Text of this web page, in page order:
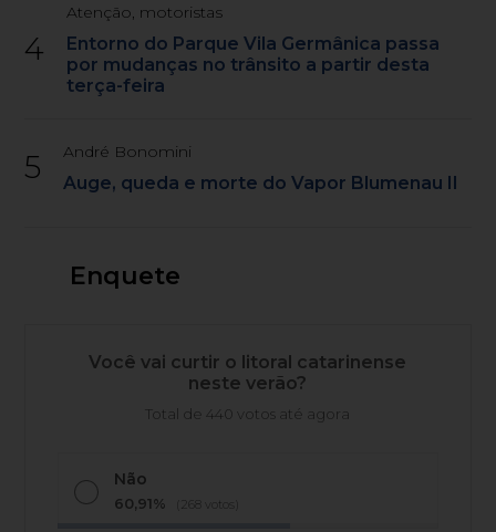
4
Atenção, motoristas
Entorno do Parque Vila Germânica passa
por mudanças no trânsito a partir desta
terça-feira
5 André Bonomini
Auge, queda e morte do Vapor Blumenau II
Enquete
Você vai curtir o litoral catarinense
neste verão?
Total de 440 votos até agora
Não
60,91% (268 votos)